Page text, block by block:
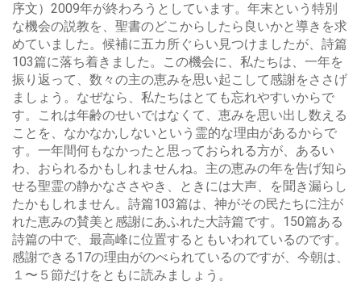
序文）2009年が終わろうとしています。年末という特別
な機会の説教を、聖書のどこからしたら良いかと導きを求
めていました。候補に五カ所ぐらい見つけましたが、詩篇
103篇に落ち着きました。この機会に、私たちは、一年を
振り返って、数々の主の恵みを思い起こして感謝をささげ
ましょう。なぜなら、私たちはとても忘れやすいからで
す。これは年齢のせいではなくて、恵みを思い出し数える
ことを、なかなか,しないという霊的な理由があるからで
す。一年間何もなかったと思っておられる方が、あるい
わ、おられるかもしれませんね。主の恵みの年を告げ知ら
せる聖霊の静かなささやき、ときには大声、を聞き漏らし
たかもしれません。詩篇103篇は、神がその民たちに注が
れた恵みの賛美と感謝にあふれた大詩篇です。150篇ある
詩篇の中で、最高峰に位置するともいわれているのです。
感謝できる17の理由がのべられているのですが、今朝は、
１〜５節だけをともに読みましょう。